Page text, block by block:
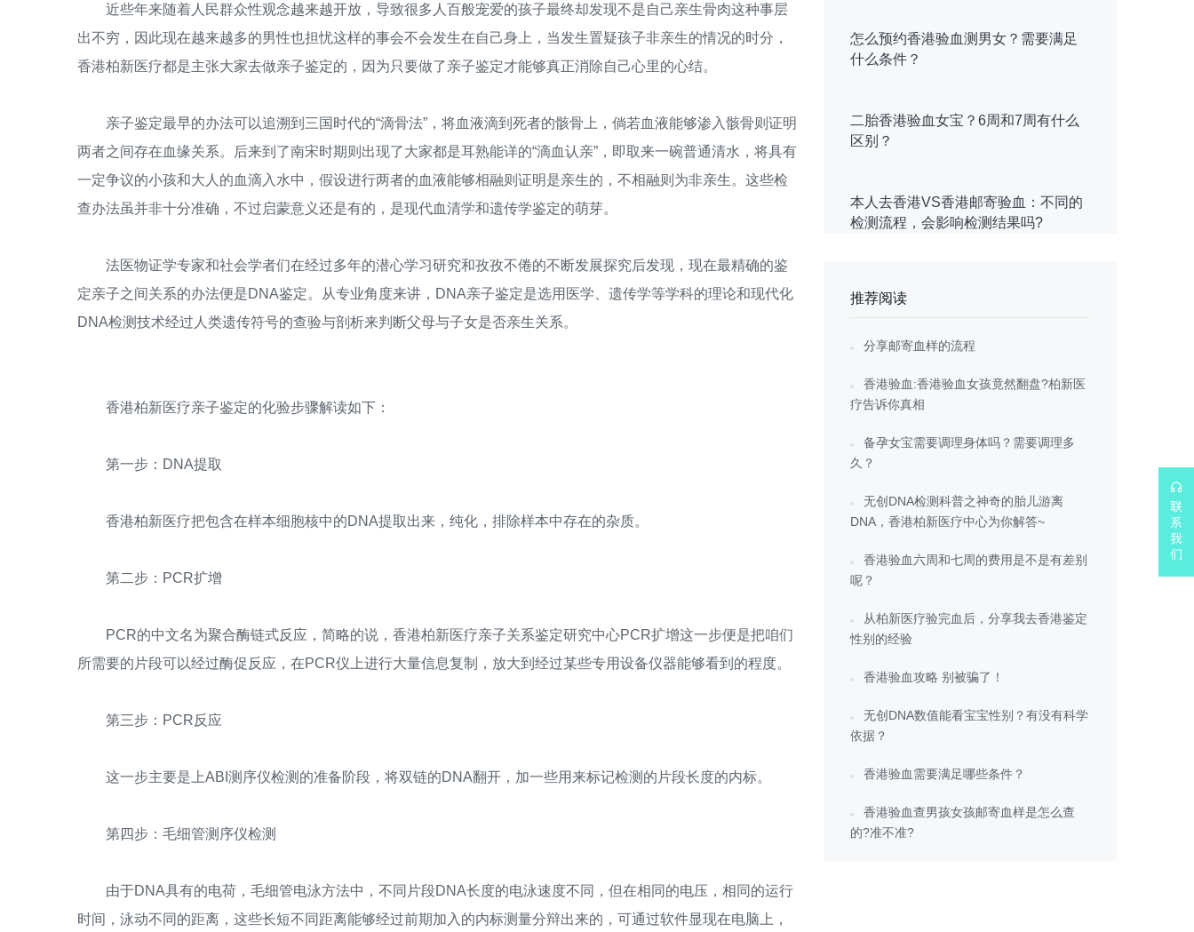
近些年来随着人民群众性观念越来越开放，导致很多人百般宠爱的孩子最终却发现不是自己亲生骨肉这种事层
出不穷，因此现在越来越多的男性也担忧这样的事会不会发生在自己身上，当发生置疑孩子非亲生的情况的时分，
香港柏新医疗都是主张大家去做亲子鉴定的，因为只要做了亲子鉴定才能够真正消除自己心里的心结。
亲子鉴定最早的办法可以追溯到三国时代的“滴骨法”，将血液滴到死者的骸骨上，倘若血液能够渗入骸骨则证明
两者之间存在血缘关系。后来到了南宋时期则出现了大家都是耳熟能详的“滴血认亲”，即取来一碗普通清水，将具有
一定争议的小孩和大人的血滴入水中，假设进行两者的血液能够相融则证明是亲生的，不相融则为非亲生。这些检
查办法虽并非十分准确，不过启蒙意义还是有的，是现代血清学和遗传学鉴定的萌芽。
法医物证学专家和社会学者们在经过多年的潜心学习研究和孜孜不倦的不断发展探究后发现，现在最精确的鉴
定亲子之间关系的办法便是DNA鉴定。从专业角度来讲，DNA亲子鉴定是选用医学、遗传学等学科的理论和现代化
DNA检测技术经过人类遗传符号的查验与剖析来判断父母与子女是否亲生关系。
香港柏新医疗亲子鉴定的化验步骤解读如下：
第一步：DNA提取
香港柏新医疗把包含在样本细胞核中的DNA提取出来，纯化，排除样本中存在的杂质。
第二步：PCR扩增
PCR的中文名为聚合酶链式反应，简略的说，香港柏新医疗亲子关系鉴定研究中心PCR扩增这一步便是把咱们
所需要的片段可以经过酶促反应，在PCR仪上进行大量信息复制，放大到经过某些专用设备仪器能够看到的程度。
第三步：PCR反应
这一步主要是上ABI测序仪检测的准备阶段，将双链的DNA翻开，加一些用来标记检测的片段长度的内标。
第四步：毛细管测序仪检测
由于DNA具有的电荷，毛细管电泳方法中，不同片段DNA长度的电泳速度不同，但在相同的电压，相同的运行
时间，泳动不同的距离，这些长短不同距离能够经过前期加入的内标测量分辩出来的，可通过软件显现在电脑上，
怎么预约香港验血测男女？需要满足
什么条件？
二胎香港验血女宝？6周和7周有什么
区别？
本人去香港VS香港邮寄验血：不同的
检测流程，会影响检测结果吗?
推荐阅读
分享邮寄血样的流程
香港验血:香港验血女孩竟然翻盘?柏新医
疗告诉你真相
备孕女宝需要调理身体吗？需要调理多
久？
无创DNA检测科普之神奇的胎儿游离
DNA，香港柏新医疗中心为你解答~
香港验血六周和七周的费用是不是有差别
呢？
从柏新医疗验完血后，分享我去香港鉴定
性别的经验
香港验血攻略 别被骗了！
无创DNA数值能看宝宝性别？有没有科学
依据？
香港验血需要满足哪些条件？
香港验血查男孩女孩邮寄血样是怎么查
的?准不准?